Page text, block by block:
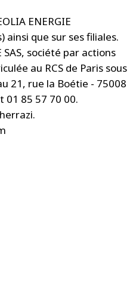
ENERGIE
ainsi que sur ses filiales.
SAS, société par actions
au RCS de Paris sous
21, rue la Boétie - 75008
01 85 57 70 00.